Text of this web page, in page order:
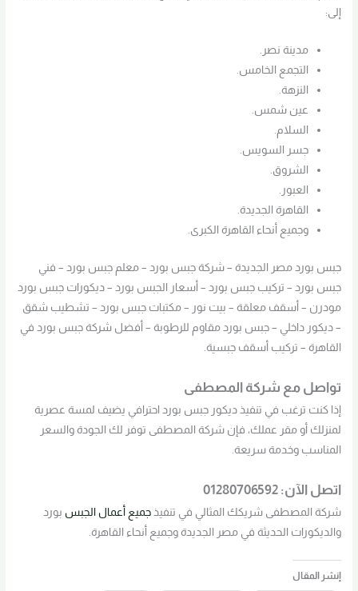
إلى:
مدينة نصر.
التجمع الخامس.
النزهة.
عين شمس.
السلام.
جسر السويس.
الشروق.
العبور.
القاهرة الجديدة.
وجميع أنحاء القاهرة الكبرى.
جبس بورد مصر الجديدة – شركة جبس بورد – معلم جبس بورد – فني
جبس بورد – تركيب جبس بورد – أسعار الجبس بورد – ديكورات جبس بورد
مودرن – أسقف معلقة – بيت نور – مكتبات جبس بورد – تشطيب شقق
– ديكور داخلي – جبس بورد مقاوم للرطوبة – أفضل شركة جبس بورد في
القاهرة – تركيب أسقف جبسية.
تواصل مع شركة المصطفى
إذا كنت ترغب في تنفيذ ديكور جبس بورد احترافي يضيف لمسة عصرية
لمنزلك أو مقر عملك، فإن شركة المصطفى توفر لك الجودة والسعر
المناسب وخدمة سريعة.
اتصل الآن: 01280706592
شركة المصطفى شريكك المثالي في تنفيذجميع أعمال الجبس بورد
والديكورات الحديثة في مصر الجديدة وجميع أنحاء القاهرة.
إنشر المقال